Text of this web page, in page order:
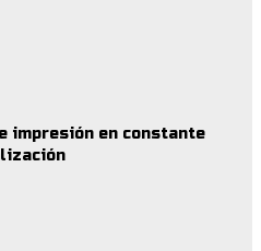
impresión en constante